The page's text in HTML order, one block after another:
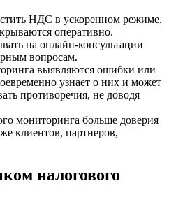
НДС в ускоренном режиме.
оперативно.
на онлайн-консультации
вопросам.
выявляются ошибки или
узнает о них и может
противоречия, не доводя
мониторинга больше доверия
клиентов, партнеров,
налогового